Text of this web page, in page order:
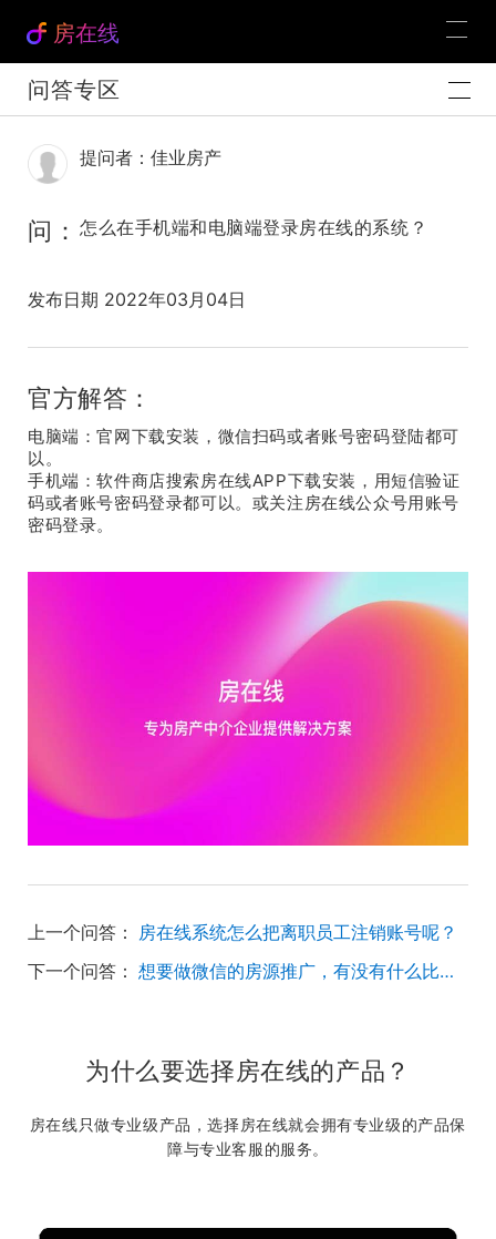
房在线
问答专区
提问者：佳业房产
问： 怎么在手机端和电脑端登录房在线的系统？
发布日期 2022年03月04日
官方解答：
电脑端：官网下载安装，微信扫码或者账号密码登陆都可
以。
手机端：软件商店搜索房在线APP下载安装，用短信验证
码或者账号密码登录都可以。或关注房在线公众号用账号
密码登录。
上一个问答：
房在线系统怎么把离职员工注销账号呢？
下一个问答：
想要做微信的房源推广，有没有什么比较好的推广平台？
为什么要选择房在线的产品？
房在线只做专业级产品，选择房在线就会拥有专业级的产品保
障与专业客服的服务。